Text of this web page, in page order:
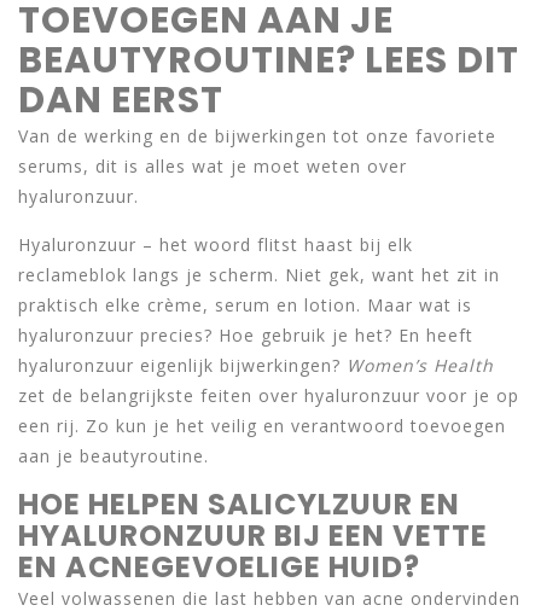
TOEVOEGEN AAN JE
BEAUTYROUTINE? LEES DIT
DAN EERST
Van de werking en de bijwerkingen tot onze favoriete
serums, dit is alles wat je moet weten over
hyaluronzuur.
Hyaluronzuur – het woord flitst haast bij elk
reclameblok langs je scherm. Niet gek, want het zit in
praktisch elke crème, serum en lotion. Maar wat is
hyaluronzuur precies? Hoe gebruik je het? En heeft
hyaluronzuur eigenlijk bijwerkingen? Women’s Health
zet de belangrijkste feiten over hyaluronzuur voor je op
een rij. Zo kun je het veilig en verantwoord toevoegen
aan je beautyroutine.
HOE HELPEN SALICYLZUUR EN
HYALURONZUUR BIJ EEN VETTE
EN ACNEGEVOELIGE HUID?
Veel volwassenen die last hebben van acne ondervinden